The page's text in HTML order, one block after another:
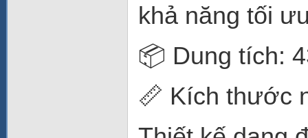
khả năng tối
📦 Dung tích:
📏 Kích thước